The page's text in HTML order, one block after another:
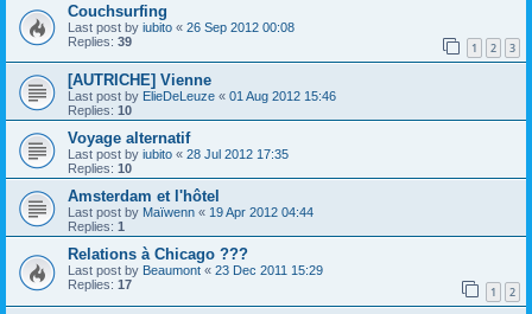
Couchsurfing
Last post by iubito « 26 Sep 2012 00:08
Replies: 39 1 2 3
[AUTRICHE] Vienne
Last post by ElieDeLeuze « 01 Aug 2012 15:46
Replies: 10
Voyage alternatif
Last post by iubito « 28 Jul 2012 17:35
Replies: 10
Amsterdam et l'hôtel
Last post by Maïwenn « 19 Apr 2012 04:44
Replies: 1
Relations à Chicago ???
Last post by Beaumont « 23 Dec 2011 15:29
Replies: 17 1 2